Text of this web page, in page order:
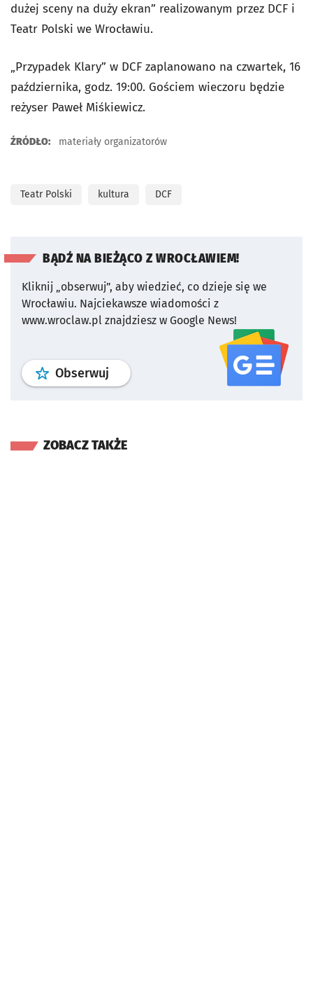
dużej sceny na duży ekran” realizowanym przez DCF i
Teatr Polski we Wrocławiu.
„Przypadek Klary” w DCF zaplanowano na czwartek, 16
października, godz. 19:00. Gościem wieczoru będzie
reżyser Paweł Miśkiewicz.
ŹRÓDŁO: materiały organizatorów
Teatr Polski kultura DCF
BĄDŹ NA BIEŻĄCO Z WROCŁAWIEM!
Kliknij „obserwuj”, aby wiedzieć, co dzieje się we
Wrocławiu. Najciekawsze wiadomości z
www.wroclaw.pl znajdziesz w Google News!
Obserwuj profil serwisu
ZOBACZ TAKŻE